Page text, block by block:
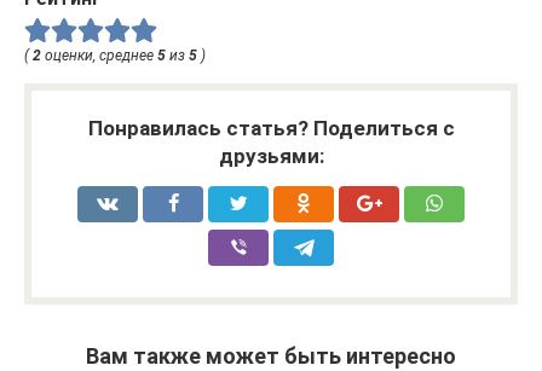
( 2 оценки, среднее 5 из 5 )
Понравилась статья? Поделиться с
друзьями:
Вам также может быть интересно